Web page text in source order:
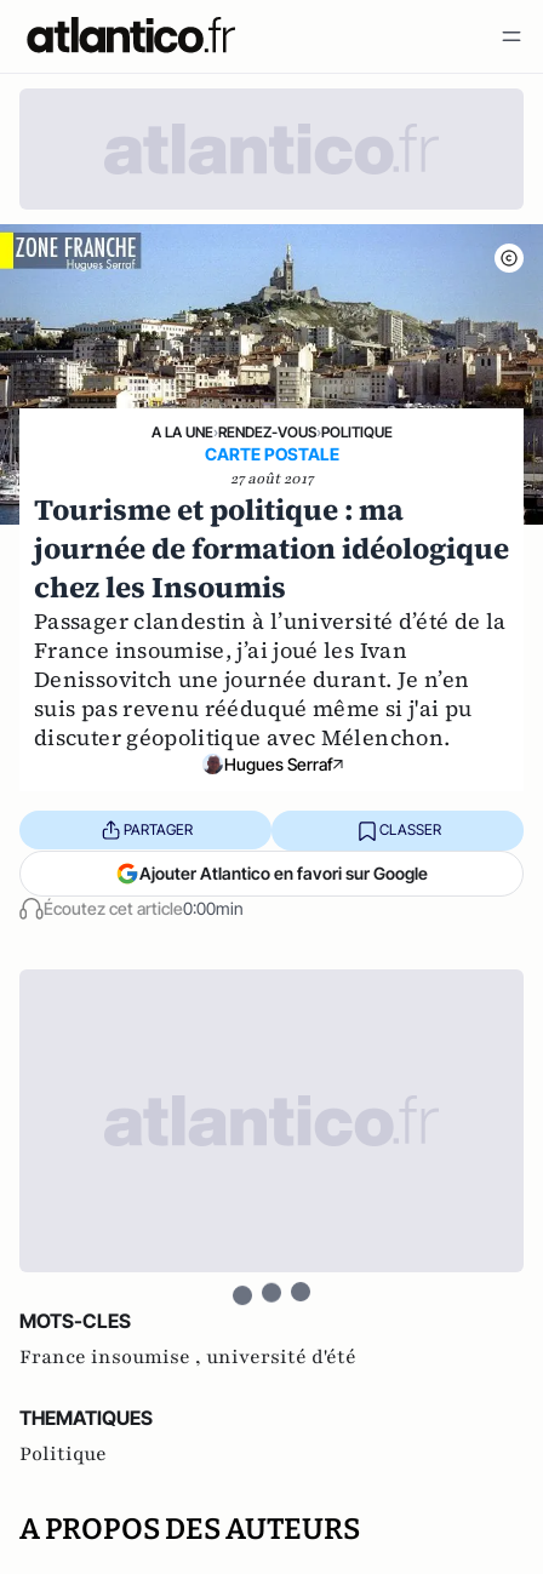
A LA UNE›RENDEZ-VOUS›POLITIQUE
CARTE POSTALE
27 août 2017
Tourisme et politique : ma
journée de formation idéologique
chez les Insoumis
Passager clandestin à l’université d’été de la
France insoumise, j’ai joué les Ivan
Denissovitch une journée durant. Je n’en
suis pas revenu rééduqué même si j'ai pu
discuter géopolitique avec Mélenchon.
Hugues Serraf
Écoutez cet article0:00min
PARTAGER CLASSER
Ajouter Atlantico en favori sur Google
MOTS-CLES
France insoumise , université d'été
THEMATIQUES
Politique
A PROPOS DES AUTEURS